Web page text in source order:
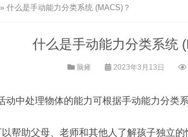
» 什么是手动能力分类系统 (MACS)？
什么是手动能力分类系统
脑瘫 2023年3月13日
动中处理物体的能力可根据手动能力分类
帮助父母、老师和其他人了解孩子独立